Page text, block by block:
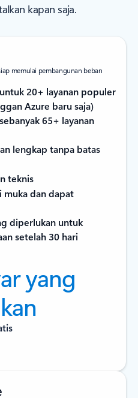
kapan saja.
memulai pembangunan beban
20+ layanan populer
Azure baru saja)
65+ layanan
lengkap tanpa batas
teknis
muka dan dapat
diperlukan untuk
setelah 30 hari
yang